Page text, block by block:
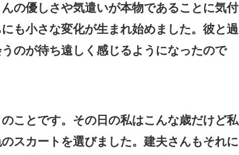
の優しさや気遣いが本物であることに気付
も小さな変化が生まれ始めました。彼と過
のが待ち遠しく感じるようになったので
ことです。その日の私はこんな歳だけど私
スカートを選びました。建夫さんもそれに